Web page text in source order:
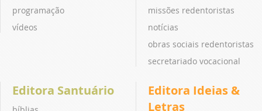
programação
vídeos
missões redentoristas
notícias
obras sociais redentoristas
secretariado vocacional
Editora Santuário
Editora Ideias &
Letras